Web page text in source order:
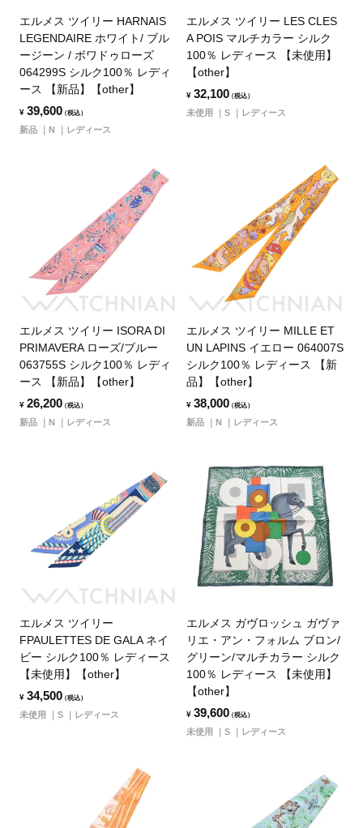
エルメス ツイリー HARNAIS
LEGENDAIRE ホワイト/ ブル
ージーン / ボワドゥローズ
064299S シルク100％ レディ
ース 【新品】【other】
¥ 39,600（税込）
新品 N レディース
エルメス ツイリー LES CLES
A POIS マルチカラー シルク
100％ レディース 【未使用】
【other】
¥ 32,100（税込）
未使用 S レディース
エルメス ツイリー ISORA DI
PRIMAVERA ローズ/ブルー
063755S シルク100％ レディ
ース 【新品】【other】
¥ 26,200（税込）
新品 N レディース
エルメス ツイリー MILLE ET
UN LAPINS イエロー 064007S
シルク100％ レディース 【新
品】【other】
¥ 38,000（税込）
新品 N レディース
エルメス ツイリー
FPAULETTES DE GALA ネイ
ビー シルク100％ レディース
【未使用】【other】
¥ 34,500（税込）
未使用 S レディース
エルメス ガヴロッシュ ガヴァ
リエ・アン・フォルム ブロン/
グリーン/マルチカラー シルク
100％ レディース 【未使用】
【other】
¥ 39,600（税込）
未使用 S レディース